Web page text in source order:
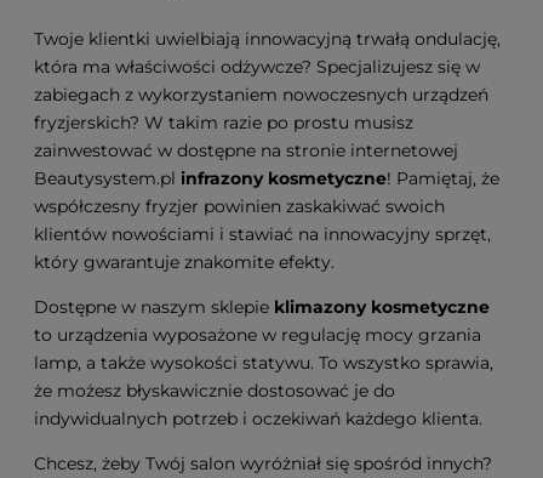
Twoje klientki uwielbiają innowacyjną trwałą ondulację,
która ma właściwości odżywcze? Specjalizujesz się w
zabiegach z wykorzystaniem nowoczesnych urządzeń
fryzjerskich? W takim razie po prostu musisz
zainwestować w dostępne na stronie internetowej
Beautysystem.pl infrazony kosmetyczne! Pamiętaj, że
współczesny fryzjer powinien zaskakiwać swoich
klientów nowościami i stawiać na innowacyjny sprzęt,
który gwarantuje znakomite efekty.
Dostępne w naszym sklepie klimazony kosmetyczne
to urządzenia wyposażone w regulację mocy grzania
lamp, a także wysokości statywu. To wszystko sprawia,
że możesz błyskawicznie dostosować je do
indywidualnych potrzeb i oczekiwań każdego klienta.
Chcesz, żeby Twój salon wyróżniał się spośród innych?